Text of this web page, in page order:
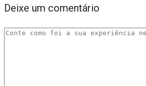
Deixe um comentário